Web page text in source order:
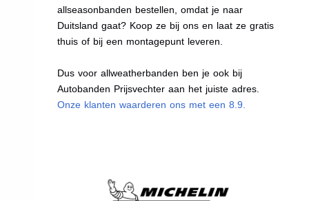
allseasonbanden bestellen, omdat je naar
Duitsland gaat? Koop ze bij ons en laat ze gratis
thuis of bij een montagepunt leveren.
Dus voor allweatherbanden ben je ook bij
Autobanden Prijsvechter aan het juiste adres.
Onze klanten waarderen ons met een 8.9.